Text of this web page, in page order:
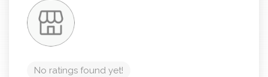
No ratings found yet!